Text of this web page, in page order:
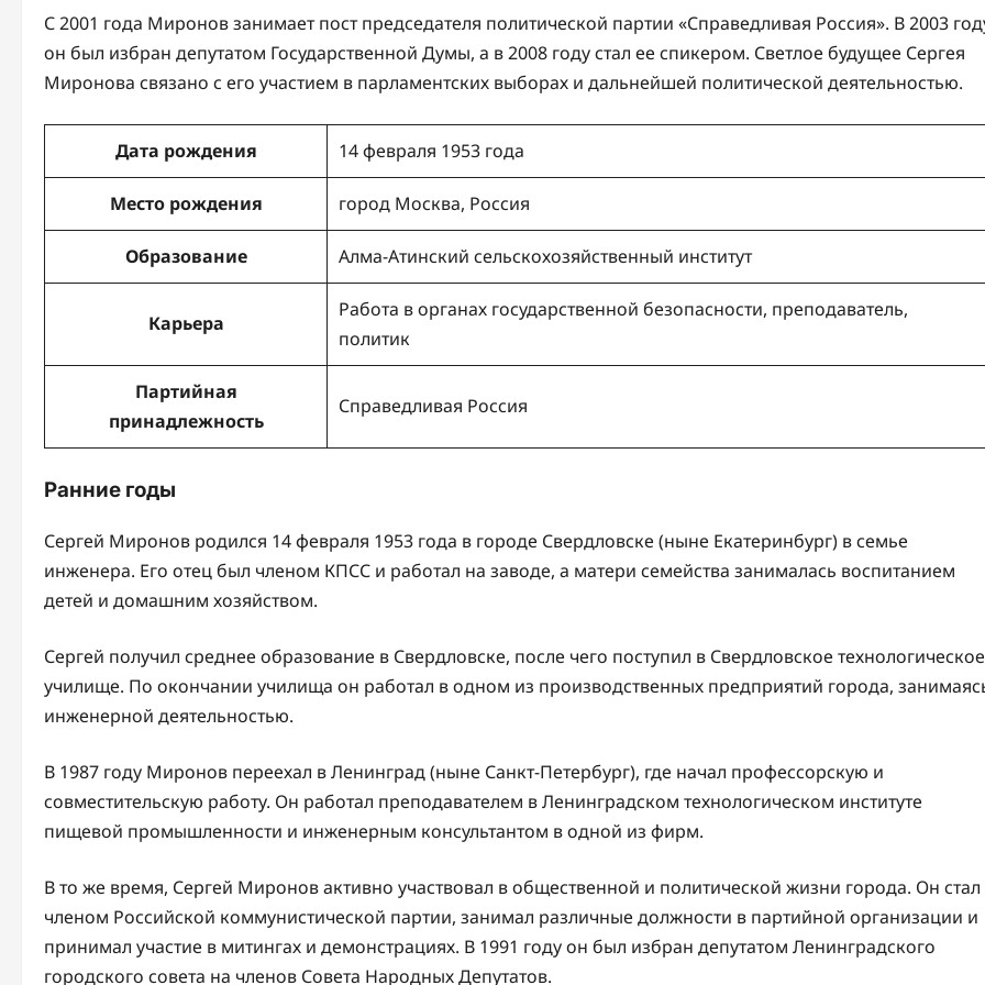
С 2001 года Миронов занимает пост председателя политической партии «Справедливая Россия». В 2003
он был избран депутатом Государственной Думы, а в 2008 году стал ее спикером. Светлое будущее Сергея
Миронова связано с его участием в парламентских выборах и дальнейшей политической деятельностью.
Дата рождения 14 февраля 1953 года
Место рождения город Москва, Россия
Образование Алма-Атинский сельскохозяйственный институт
Карьера
Работа в органах государственной безопасности, преподаватель,
политик
Партийная
принадлежность
Справедливая Россия
Ранние годы
Сергей Миронов родился 14 февраля 1953 года в городе Свердловске (ныне Екатеринбург) в семье
инженера. Его отец был членом КПСС и работал на заводе, а матери семейства занималась воспитанием
детей и домашним хозяйством.
Сергей получил среднее образование в Свердловске, после чего поступил в Свердловское технологическое
училище. По окончании училища он работал в одном из производственных предприятий города,
инженерной деятельностью.
В 1987 году Миронов переехал в Ленинград (ныне Санкт-Петербург), где начал профессорскую и
совместительскую работу. Он работал преподавателем в Ленинградском технологическом институте
пищевой промышленности и инженерным консультантом в одной из фирм.
В то же время, Сергей Миронов активно участвовал в общественной и политической жизни города. Он стал
членом Российской коммунистической партии, занимал различные должности в партийной организации и
принимал участие в митингах и демонстрациях. В 1991 году он был избран депутатом Ленинградского
городского совета на членов Совета Народных Депутатов.